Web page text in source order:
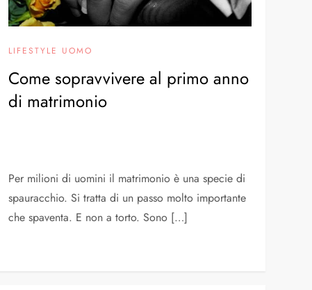
LIFESTYLE UOMO
Come sopravvivere al primo anno
di matrimonio
Per milioni di uomini il matrimonio è una specie di
spauracchio. Si tratta di un passo molto importante
che spaventa. E non a torto. Sono […]